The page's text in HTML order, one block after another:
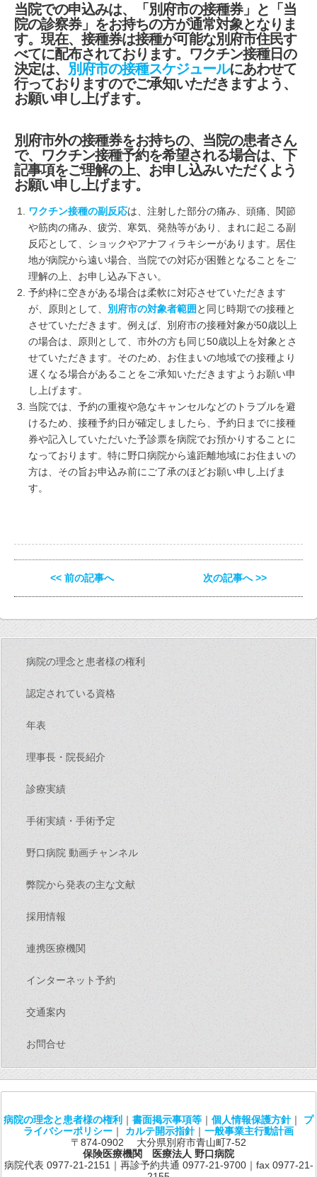
当院での申込みは、「別府市の接種券」と「当
院の診察券」をお持ちの方が通常対象となりま
す。現在、接種券は接種が可能な別府市住民す
べてに配布されております。ワクチン接種日の
決定は、 別府市の接種スケジュールにあわせて
行っておりますのでご承知いただきますよう、
お願い申し上げます。
別府市外の接種券をお持ちの、当院の患者さん
で、ワクチン接種予約を希望される場合は、下
記事項をご理解の上、お申し込みいただくよう
お願い申し上げます。
ワクチン接種の副反応は、注射した部分の痛み、頭痛、関節
や筋肉の痛み、疲労、寒気、発熱等があり、まれに起こる副
反応として、ショックやアナフィラキシーがあります。居住
地が病院から遠い場合、当院での対応が困難となることをご
理解の上、お申し込み下さい。
予約枠に空きがある場合は柔軟に対応させていただきます
が、原則として、 別府市の対象者範囲 と同じ時期での接種と
させていただきます。例えば、別府市の接種対象が50歳以上
の場合は、原則として、市外の方も同じ50歳以上を対象とさ
せていただきます。そのため、お住まいの地域での接種より
遅くなる場合があることをご承知いただきますようお願い申
し上げます。
当院では、予約の重複や急なキャンセルなどのトラブルを避
けるため、接種予約日が確定しましたら、予約日までに接種
券や記入していただいた予診票を病院でお預かりすることに
なっております。特に野口病院から遠距離地域にお住まいの
方は、その旨お申込み前にご了承のほどお願い申し上げま
す。
<< 前の記事へ 次の記事へ >>
病院の理念と患者様の権利
認定されている資格
年表
理事長・院長紹介
診療実績
手術実績・手術予定
野口病院 動画チャンネル
弊院から発表の主な文献
採用情報
連携医療機関
インターネット予約
交通案内
お問合せ
病院の理念と患者様の権利 ｜ 書面掲示事項等 ｜ 個人情報保護方針｜ プ
ライバシーポリシー ｜ カルテ開示指針｜ 一般事業主行動計画
〒874-0902 大分県別府市青山町7-52
保険医療機関 医療法人 野口病院
病院代表 0977-21-2151｜再診予約共通 0977-21-9700｜fax 0977-21-